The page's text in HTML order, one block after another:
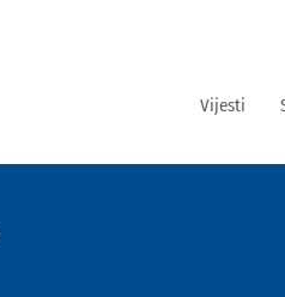
Vijesti